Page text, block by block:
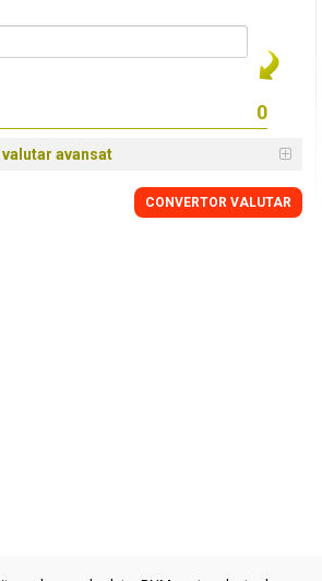
avansat
CONVERTOR VALUTAR